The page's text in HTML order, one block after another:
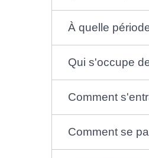
À quelle
Qui s'occupe
Comment
Comment se